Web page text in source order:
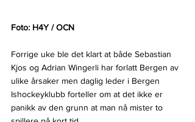
Foto: H4Y / OCN
Forrige uke ble det klart at både Sebastian
Kjos og Adrian Wingerli har forlatt Bergen av
ulike årsaker men daglig leder i Bergen
Ishockeyklubb forteller om at det ikke er
panikk av den grunn at man nå mister to